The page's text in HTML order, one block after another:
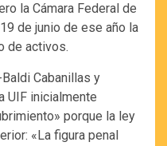
la Cámara Federal de
de junio de ese año la
de activos.
Cabanillas y
UIF inicialmente
porque la ley
«La figura penal